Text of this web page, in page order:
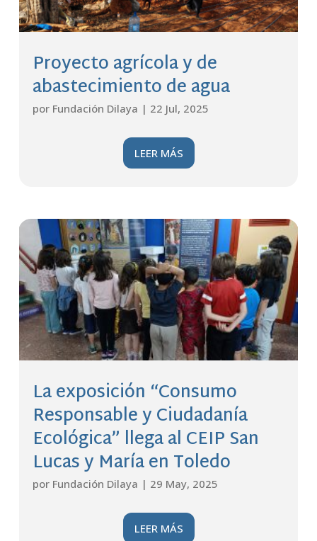
Proyecto agrícola y de
abastecimiento de agua
por Fundación Dilaya | 22 Jul, 2025
LEER MÁS
La exposición “Consumo
Responsable y Ciudadanía
Ecológica” llega al CEIP San
Lucas y María en Toledo
por Fundación Dilaya | 29 May, 2025
LEER MÁS